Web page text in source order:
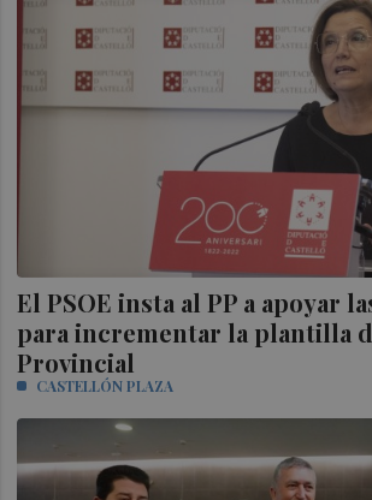
El PSOE insta al PP a apoyar
para incrementar la plantilla
Provincial
CASTELLÓN PLAZA